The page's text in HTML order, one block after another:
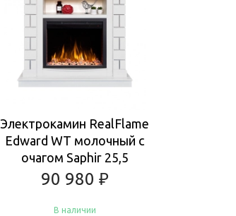
Электрокамин RealFlame
Edward WT молочный с
очагом Saphir 25,5
90 980 ₽
В наличии